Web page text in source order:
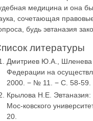
медицина и она
сочетающая
будь эвтаназия
литературы
Дмитриев Ю.А., Шленева
Федерации на
2000. − № 11. − С. 58-59.
Крылова Н.Е. Эвтаназия:
Мос-ковского
20.